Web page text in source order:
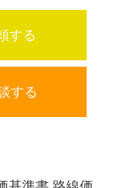
する
する